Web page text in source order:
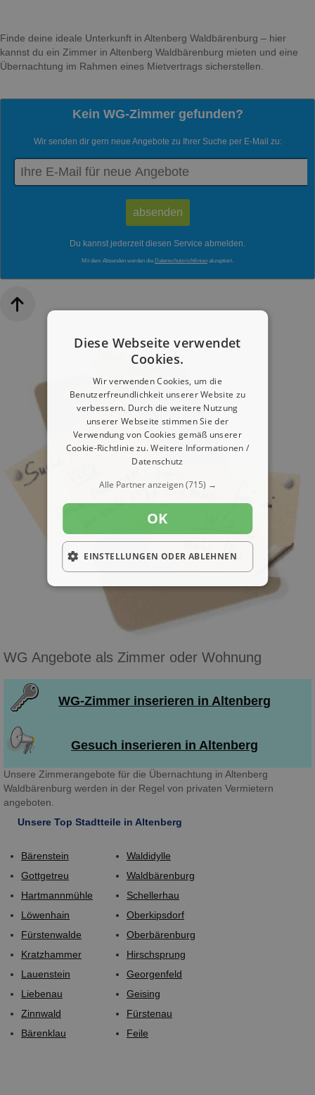
Finde deine ideale Unterkunft in Altenberg Waldbärenburg – hier
kannst du ein Zimmer in Altenberg Waldbärenburg mieten und eine
Übernachtung im Rahmen eines Mietvertrags sicherstellen.
Kein WG-Zimmer gefunden?
Wir senden dir gern neue Angebote zu Ihrer Suche per E-Mail zu:
Du kannst jederzeit diesen Service abmelden.
Mit dem Absenden werden die Datenschutzrichtlinien akzeptiert.
WG Angebote als Zimmer oder Wohnung
WG-Zimmer inserieren in Altenberg
Gesuch inserieren in Altenberg
Unsere Zimmerangebote für die Übernachtung in Altenberg
Waldbärenburg werden in der Regel von privaten Vermietern
angeboten.
Unsere Top Stadtteile in Altenberg
Bärenstein
Gottgetreu
Hartmannmühle
Löwenhain
Fürstenwalde
Kratzhammer
Lauenstein
Liebenau
Zinnwald
Bärenklau
Waldidylle
Waldbärenburg
Schellerhau
Oberkipsdorf
Oberbärenburg
Hirschsprung
Georgenfeld
Geising
Fürstenau
Feile
Diese Webseite verwendet
Cookies.
Wir verwenden Cookies, um die
Benutzerfreundlichkeit unserer Website zu
verbessern. Durch die weitere Nutzung
unserer Webseite stimmen Sie der
Verwendung von Cookies gemäß unserer
Cookie-Richtlinie zu.Weitere Informationen /
Datenschutz
Alle Partner anzeigen(715) →
OK
EINSTELLUNGEN ODER ABLEHNEN